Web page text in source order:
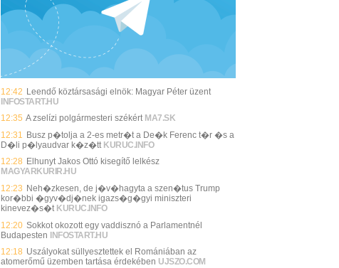
12:42 Leendő köztársasági elnök: Magyar Péter üzent
INFOSTART.HU
12:35 A zselízi polgármesteri székért MA7.SK
12:31
Busz p�tolja a 2-es metr�t a De�k Ferenc t�r �s a
D�li p�lyaudvar k�z�tt KURUC.INFO
12:28 Elhunyt Jakos Ottó kisegítő lelkész
MAGYARKURIR.HU
12:23 Neh�zkesen, de j�v�hagyta a szen�tus Trump
kor�bbi �gyv�dj�nek igazs�g�gyi miniszteri
kinevez�s�t KURUC.INFO
12:20 Sokkot okozott egy vaddisznó a Parlamentnél
Budapesten INFOSTART.HU
12:18 Uszályokat süllyesztettek el Romániában az
atomerőmű üzemben tartása érdekében UJSZO.COM